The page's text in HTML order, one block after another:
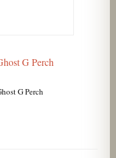
G Perch
G Perch